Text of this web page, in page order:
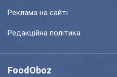
Реклама на сайті
Редакційна політика
FoodOboz